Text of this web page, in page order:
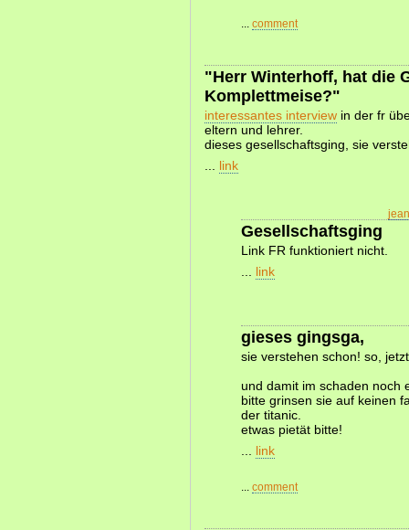
comment
"Herr Winterhoff, hat die
Komplettmeise?"
interessantes interview in der fr
eltern und lehrer.
dieses gesellschaftsging, sie
link
Gesellschaftsging
Link FR funktioniert nicht.
link
gieses gingsga,
sie verstehen schon! so,
und damit im schaden noch
bitte grinsen sie auf keinen
der titanic.
etwas pietät bitte!
link
comment